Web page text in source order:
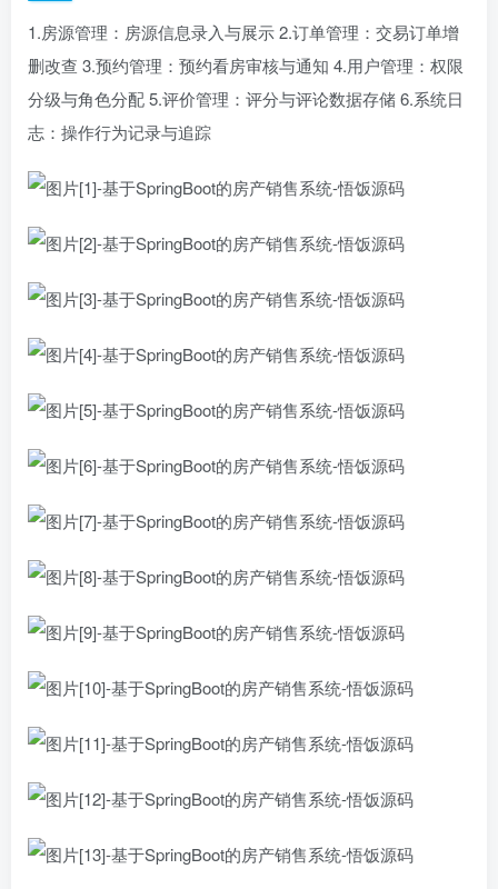
1.房源管理：房源信息录入与展示 2.订单管理：交易订单增
删改查 3.预约管理：预约看房审核与通知 4.用户管理：权限
分级与角色分配 5.评价管理：评分与评论数据存储 6.系统日
志：操作行为记录与追踪